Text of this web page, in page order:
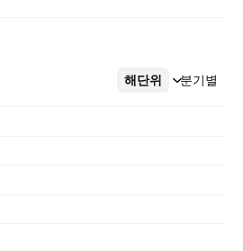
해단위 분기별
더보기